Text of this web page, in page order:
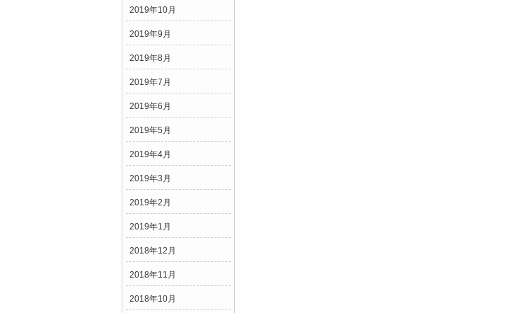
2019年10月
2019年9月
2019年8月
2019年7月
2019年6月
2019年5月
2019年4月
2019年3月
2019年2月
2019年1月
2018年12月
2018年11月
2018年10月